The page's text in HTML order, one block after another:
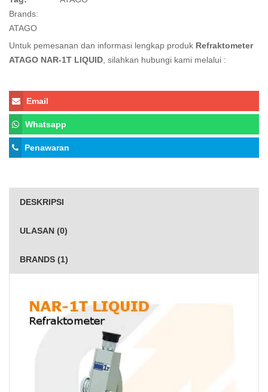
Brands:
ATAGO
Untuk pemesanan dan informasi lengkap produk Refraktometer
ATAGO NAR-1T LIQUID , silahkan hubungi kami melalui :
Email
Whatsapp
Penawaran
DESKRIPSI
ULASAN (0)
BRANDS (1)